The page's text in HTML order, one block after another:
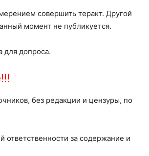
совершить теракт. Другой
момент не публикуется.
допроса.
без редакции и цензуры, по
ответственности за содержание и